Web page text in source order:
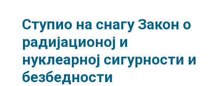
Ступио на снагу Закон о
радијационој и
нуклеарној сигурности и
безбедности